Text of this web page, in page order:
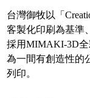
台灣御牧以「
客製化印刷為基準
採用MIMAKI-3D全
為一間有創造性的
列印。